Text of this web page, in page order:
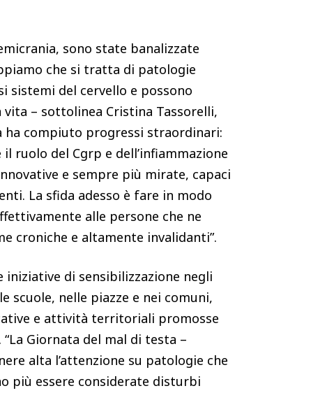
sono state banalizzate
che si tratta di patologie
sistemi del cervello e possono
– sottolinea Cristina Tassorelli,
ha compiuto progressi straordinari:
ruolo del Cgrp e dell’infiammazione
e sempre più mirate, capaci
La sfida adesso è fare in modo
alle persone che ne
croniche e altamente invalidanti”.
di sensibilizzazione negli
scuole, nelle piazze e nei comuni,
e attività territoriali promosse
Giornata del mal di testa –
alta l’attenzione su patologie che
più essere considerate disturbi